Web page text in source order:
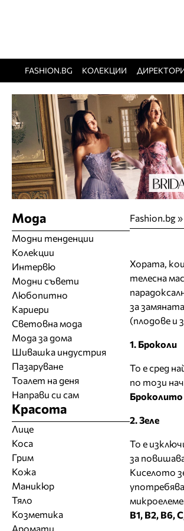
FASHION.BG КОЛЕКЦИИ
Fashion.bg»
Хората,
телесна
за
(плодове и
1. Броколи
То е сред
по този
2. Зеле
То е
за
Киселото
В1, В2, В6,
Мода
Модни тенденции
Колекции
Интервю
Модни съвети
Любопитно
Кариери
Световна мода
Мода за дома
Шивашка индустрия
Пазаруване
Тоалет на деня
Направи си сам
Красота
Лице
Коса
Грим
Кожа
Маникюр
Тяло
Козметика
Аромати